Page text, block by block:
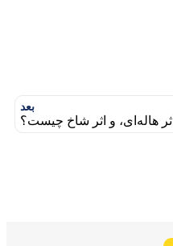
بعد
اثر هاله‌ای، و اثر شاخ چیست؟